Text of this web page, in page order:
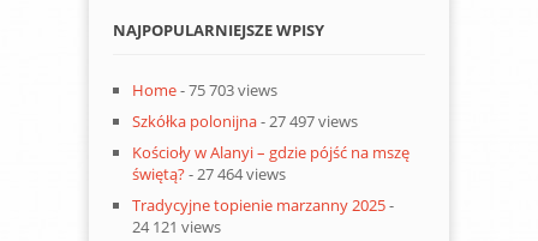
NAJPOPULARNIEJSZE WPISY
Home- 75 703 views
Szkółka polonijna- 27 497 views
Kościoły w Alanyi – gdzie pójść na mszę
świętą?- 27 464 views
Tradycyjne topienie marzanny 2025-
24 121 views